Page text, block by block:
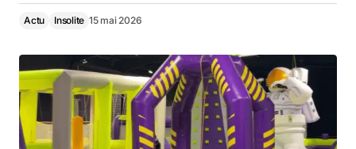
Actu Insolite 15 mai 2026